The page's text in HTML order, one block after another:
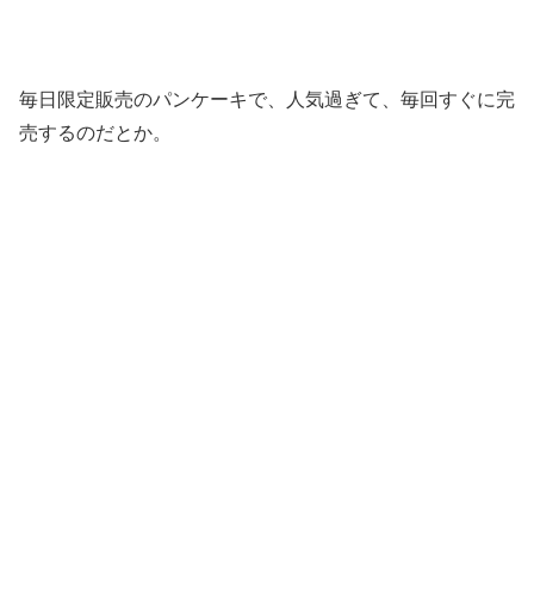
毎日限定販売のパンケーキで、人気過ぎて、毎回すぐに完
売するのだとか。